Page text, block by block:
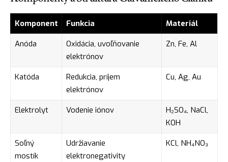
Komponent Funkcia
Materiál
Anóda
Oxidácia, uvoľňovanie
elektrónov
Zn, Fe, Al
Katóda
Redukcia, príjem
elektrónov
Cu, Ag, Au
Elektrolyt Vodenie iónov
H₂SO₄, NaCl,
KOH
Soľný
mostík
Udržiavanie
elektronegativity
KCl, NH₄NO₃